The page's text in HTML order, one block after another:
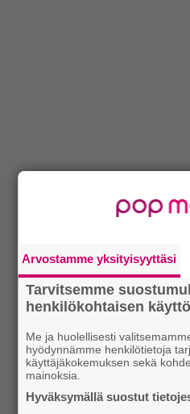
Arvostamme yksityisyyttäsi
Tarvitsemme
henkilökohtaisen
Me ja huolellisesti
hyödynnämme henkilötietoja
käyttäjäkokemuksen sekä
mainoksia.
Hyväksymällä suostut